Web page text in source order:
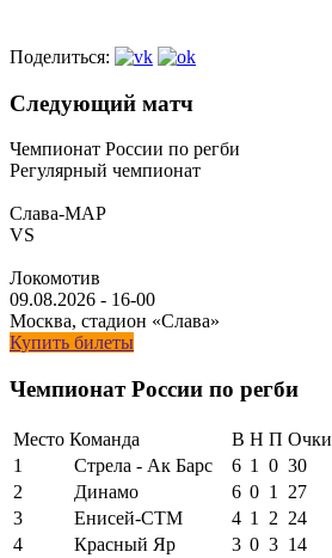
Поделиться:
Следующий матч
Чемпионат России по регби
Регулярный чемпионат
Слава-МАР
VS
Локомотив
09.08.2026 - 16-00
Москва, стадион «Слава»
Купить билеты
Чемпионат России по регби
Место Команда В Н П Очки
1
Стрела - Ак Барс 6 1 0 30
2
Динамо 6 0 1
27
3
Енисей-СТМ 4 1 2 24
4
Красный Яр 3 0 3 14